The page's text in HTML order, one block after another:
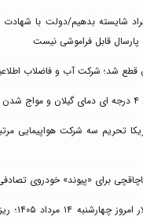
شایسته بدهیم/دولت با شهادت
قابل فراموشی نیست
قطع شد؛ شرکت آب و فاضلاب
تحریم سه شرکت هواپیمایی
برای «پیوند» خودروی
قیمت